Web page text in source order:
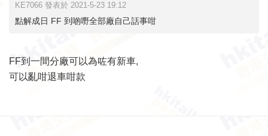
KE7066 發表於 2021-5-23 19:12
點解成日 FF 到啲嘢全部廠自己話事咁
FF到一間分廠可以為咗有新車,
可以亂咁退車咁款